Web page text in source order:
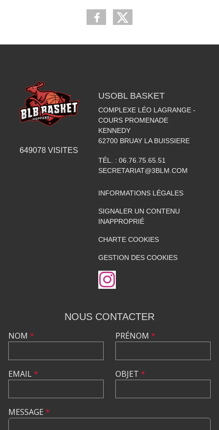
649078 VISITES
USOBL BASKET
COMPLEXE LÉO LAGRANGE -
COURS PROMENADE
KENNEDY
62700 BRUAY LA BUISSIERE
TÉL. : 06.76.75.65.51
SECRETARIAT@3BLM.COM
INFORMATIONS LÉGALES
SIGNALER UN CONTENU
INAPPROPRIÉ
CHARTE COOKIES
GESTION DES COOKIES
NOUS CONTACTER
NOM *
EMAIL*
PRÉNOM *
OBJET *
MESSAGE *